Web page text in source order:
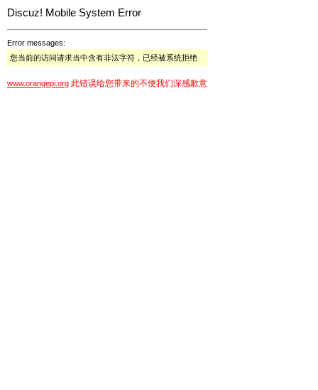
Discuz! Mobile System Error
Error messages:
您当前的访问请求当中含有非法字符，已经被系统拒绝
www.orangepi.org 此错误给您带来的不便我们深感歉意